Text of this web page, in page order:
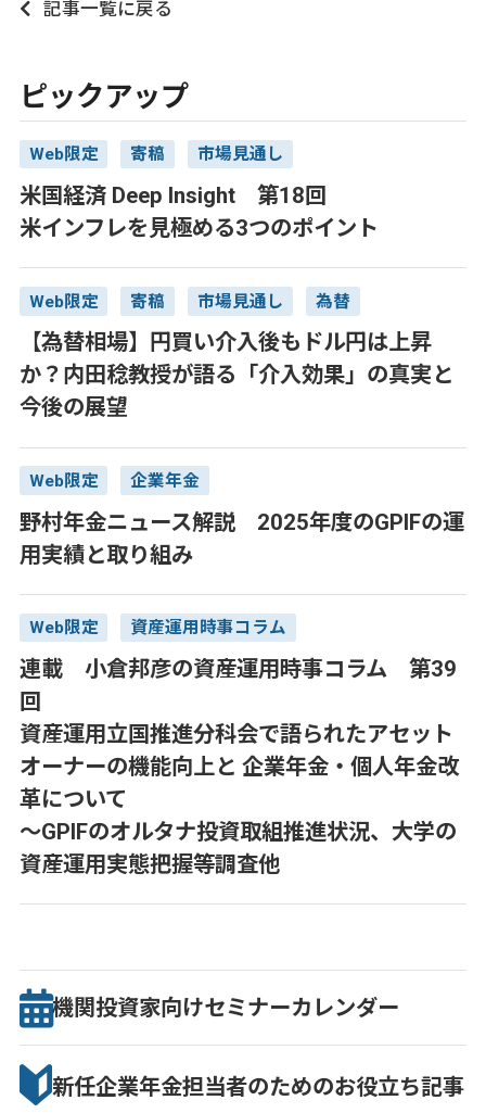
記事一覧に戻る
ピックアップ
Web限定 寄稿 市場見通し
米国経済 Deep Insight 第18回
米インフレを見極める3つのポイント
Web限定 寄稿 市場見通し 為替
【為替相場】円買い介入後もドル円は上昇
か？内田稔教授が語る「介入効果」の真実と
今後の展望
Web限定 企業年金
野村年金ニュース解説 2025年度のGPIFの運
用実績と取り組み
Web限定 資産運用時事コラム
連載 小倉邦彦の資産運用時事コラム 第39
回
資産運用立国推進分科会で語られたアセット
オーナーの機能向上と 企業年金・個人年金改
革について
～GPIFのオルタナ投資取組推進状況、大学の
資産運用実態把握等調査他
機関投資家向けセミナーカレンダー
新任企業年金担当者のためのお役立ち記事